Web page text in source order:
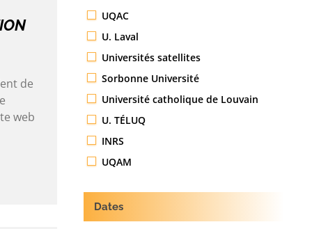
de
web
UQAC
U. Laval
Universités satellites
Sorbonne Université
Université catholique de Louvain
U. TÉLUQ
INRS
UQAM
Dates